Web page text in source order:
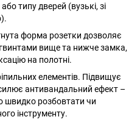
типу дверей (вузькі, зі
форма розетки дозволяє
вище та нижче замка,
на полотні.
елементів. Підвищує
антивандальний ефект –
швидко розбовтати чи
інструменту.